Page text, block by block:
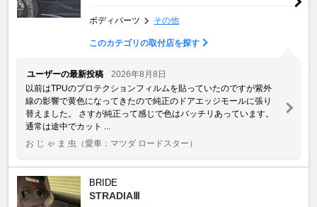
ボディパーツ その他
このカテゴリの取付店を探す
ユーザーの最新投稿
2026年8月8日
以前はTPUのプロテクションフィルムを貼っていたのですが紫外
線の影響で黄色になってきたので純正のドアエッジモールに張り
替えました。 さすが純正って感じで色はバッチリあっています。
通常は途中でカット ...
お じ ゃ ま 虫
（愛車：マツダ ロードスター）
BRIDE
STRADIAⅢ